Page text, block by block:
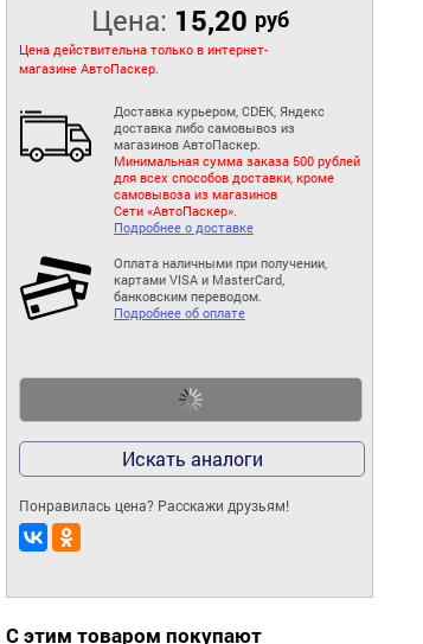
Цена: 15,20 руб
Цена действительна только в интернет-
магазине АвтоПаскер.
Доставка курьером, CDEK, Яндекс
доставка либо самовывоз из
магазинов АвтоПаскер.
Минимальная сумма заказа 500 рублей
для всех способов доставки, кроме
самовывоза из магазинов
Сети «АвтоПаскер».
Подробнее о доставке
Оплата наличными при получении,
картами VISA и MasterCard,
банковским переводом.
Подробнее об оплате
Искать аналоги
Понравилась цена? Расскажи друзьям!
С этим товаром покупают